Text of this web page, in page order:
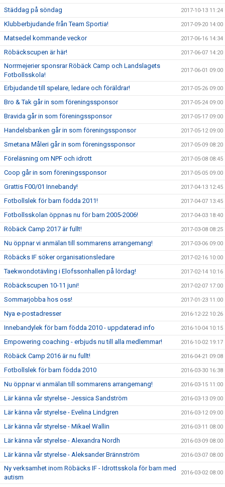
Städdag på söndag 2017-10-13 11:24
Klubberbjudande från Team Sportia! 2017-09-20 14:00
Matsedel kommande veckor 2017-06-16 14:34
Röbäckscupen är här! 2017-06-07 14:20
Norrmejerier sponsrar Röbäck Camp och Landslagets
Fotbollsskola!
2017-06-01 09:00
Erbjudande till spelare, ledare och föräldrar! 2017-05-26 09:00
Bro & Tak går in som föreningssponsor 2017-05-24 09:00
Bravida går in som föreningssponsor 2017-05-17 09:00
Handelsbanken går in som föreningssponsor 2017-05-12 09:00
Smetana Måleri går in som föreningssponsor 2017-05-09 08:20
Föreläsning om NPF och idrott 2017-05-08 08:45
Coop går in som föreningssponsor 2017-05-05 09:00
Grattis F00/01 Innebandy! 2017-04-13 12:45
Fotbollslek för barn födda 2011! 2017-04-07 13:45
Fotbollsskolan öppnas nu för barn 2005-2006! 2017-04-03 18:40
Röbäck Camp 2017 är fullt! 2017-03-08 08:25
Nu öppnar vi anmälan till sommarens arrangemang! 2017-03-06 09:00
Röbäcks IF söker organisationsledare 2017-02-16 10:00
Taekwondotävling i Elofssonhallen på lördag! 2017-02-14 10:16
Röbäckscupen 10-11 juni! 2017-02-07 17:00
Sommarjobba hos oss! 2017-01-23 11:00
Nya e-postadresser 2016-12-22 10:26
Innebandylek för barn födda 2010 - uppdaterad info 2016-10-04 10:15
Empowering coaching - erbjuds nu till alla medlemmar! 2016-10-02 19:17
Röbäck Camp 2016 är nu fullt! 2016-04-21 09:08
Fotbollslek för barn födda 2010 2016-03-30 16:38
Nu öppnar vi anmälan till sommarens arrangemang! 2016-03-15 11:00
Lär känna vår styrelse - Jessica Sandström 2016-03-13 09:00
Lär känna vår styrelse - Evelina Lindgren 2016-03-12 09:00
Lär känna vår styrelse - Mikael Wallin 2016-03-11 08:00
Lär känna vår styrelse - Alexandra Nordh 2016-03-09 08:00
Lär känna vår styrelse - Aleksander Brännström 2016-03-07 08:00
Ny verksamhet inom Röbäcks IF - Idrottsskola för barn med
autism
2016-03-02 08:00